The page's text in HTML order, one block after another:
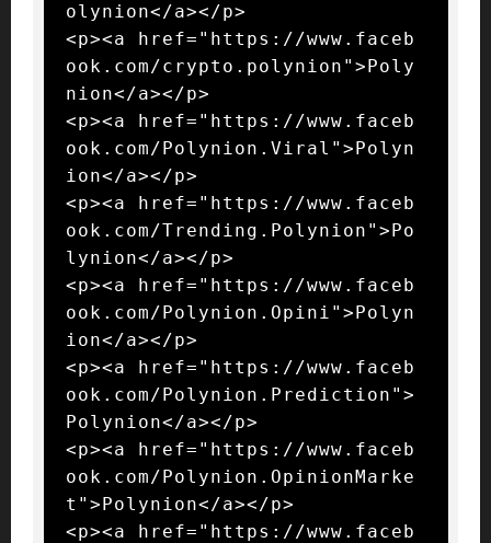
olynion</a></p>
<p><a href="https://www.faceb
ook.com/crypto.polynion">Poly
nion</a></p>
<p><a href="https://www.faceb
ook.com/Polynion.Viral">Polyn
ion</a></p>
<p><a href="https://www.faceb
ook.com/Trending.Polynion">Po
lynion</a></p>
<p><a href="https://www.faceb
ook.com/Polynion.Opini">Polyn
ion</a></p>
<p><a href="https://www.faceb
ook.com/Polynion.Prediction">
Polynion</a></p>
<p><a href="https://www.faceb
ook.com/Polynion.OpinionMarke
t">Polynion</a></p>
<p><a href="https://www.faceb